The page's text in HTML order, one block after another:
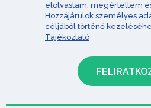
elolvastam, megértettem
Hozzájárulok személyes
céljából történő
Tájékoztató